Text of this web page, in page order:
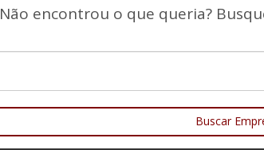
Não encontrou o que queria?
Buscar